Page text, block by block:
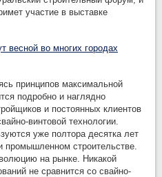
участие в выставке
принципов максимальной
подробно и наглядно
и постоянных клиентов
винтовой технологии.
уже полтора десятка лет
промышленном строительстве.
на рынке. Никакой
не сравнится со свайно-